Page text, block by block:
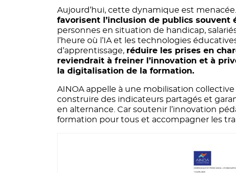
Aujourd’hui, cette dynamique est
favorisent l’inclusion de publics souvent
personnes en situation de handicap,
l’heure où l’IA et les technologies
d’apprentissage, réduire les prises en
reviendrait à freiner l’innovation et à
la digitalisation de la formation.
AINOA appelle à une mobilisation
construire des indicateurs partagés et
en alternance. Car soutenir l’innovation
formation pour tous et accompagner les